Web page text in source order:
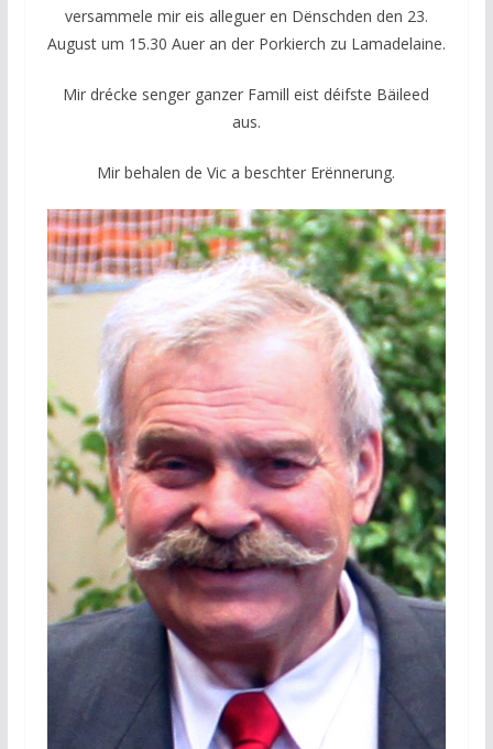
versammele mir eis alleguer en Dënschden den 23.
August um 15.30 Auer an der Porkierch zu Lamadelaine.
Mir drécke senger ganzer Famill eist déifste Bäileed
aus.
Mir behalen de Vic a beschter Erënnerung.